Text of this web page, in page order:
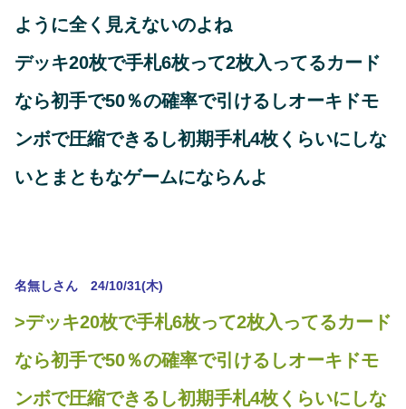
ように全く見えないのよね
デッキ20枚で手札6枚って2枚入ってるカード
なら初手で50％の確率で引けるしオーキドモ
ンボで圧縮できるし初期手札4枚くらいにしな
いとまともなゲームにならんよ
名無しさん 24/10/31(木)
>デッキ20枚で手札6枚って2枚入ってるカード
なら初手で50％の確率で引けるしオーキドモ
ンボで圧縮できるし初期手札4枚くらいにしな